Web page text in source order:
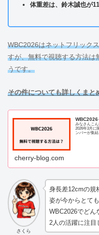
体重差は、鈴木誠也が
WBC2026はネットフリック
すが、無料で視聴する方法は
うです。
その件についても詳しくまと
WBC2026
みなさんこ
2026年3月に
ンバーが集
cherry-blog.com
さくら
身長差12cmの規
姿が今からとて
WBC2026でどん
2人の活躍に注目